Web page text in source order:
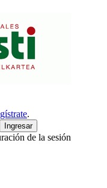
.
de la sesión